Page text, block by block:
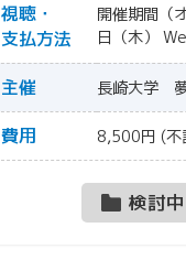
視聴・
支払方法
開催期間（
日（木）
主催 長崎大学
費用 8,500円 (不
検討